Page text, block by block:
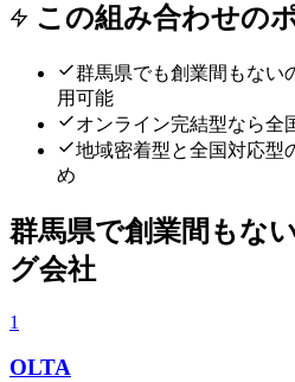
この組み合わせの
群馬県でも創業間もない
用可能
オンライン完結型なら全
地域密着型と全国対応型
め
群馬県で創業間もな
グ会社
1
OLTA